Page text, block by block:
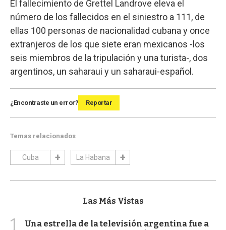
El fallecimiento de Grettel Landrove eleva el
número de los fallecidos en el siniestro a 111, de
ellas 100 personas de nacionalidad cubana y once
extranjeros de los que siete eran mexicanos -los
seis miembros de la tripulación y una turista-, dos
argentinos, un saharaui y un saharaui-español.
¿Encontraste un error? Reportar
Temas relacionados
Cuba La Habana
Las Más Vistas
1
Una estrella de la televisión argentina fue a